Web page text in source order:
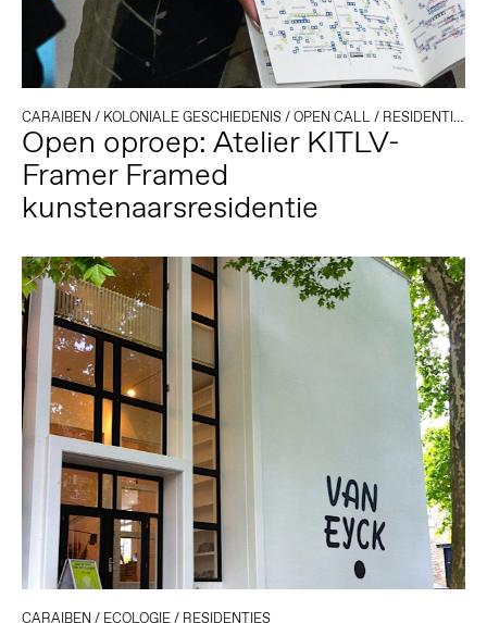
CARAIBEN/ KOLONIALE GESCHIEDENIS /OPEN CALL/ RESIDENTIES
Open oproep: Atelier KITLV-
Framer Framed
kunstenaarsresidentie
CARAIBEN/ ECOLOGIE/ RESIDENTIES